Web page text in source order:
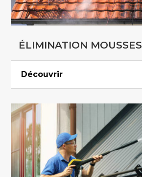
ÉLIMINATION MOUSSES
Découvrir